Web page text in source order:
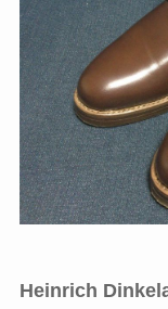
Heinrich